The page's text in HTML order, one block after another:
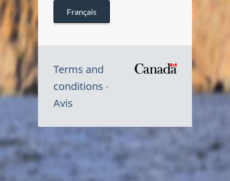
Français
Terms and
conditions
Avis
Symbole
Canada